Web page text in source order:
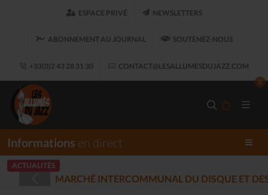
ESPACE PRIVÉ NEWSLETTERS
ABONNEMENT AU JOURNAL SOUTENEZ-NOUS
+33(0)2 43 28 31 30 CONTACT@LESALLUMESDUJAZZ.COM
0
Informations en direct
ACTUALITÉS
ENREGISTRÉES - PLOUARET(2025-12-17)